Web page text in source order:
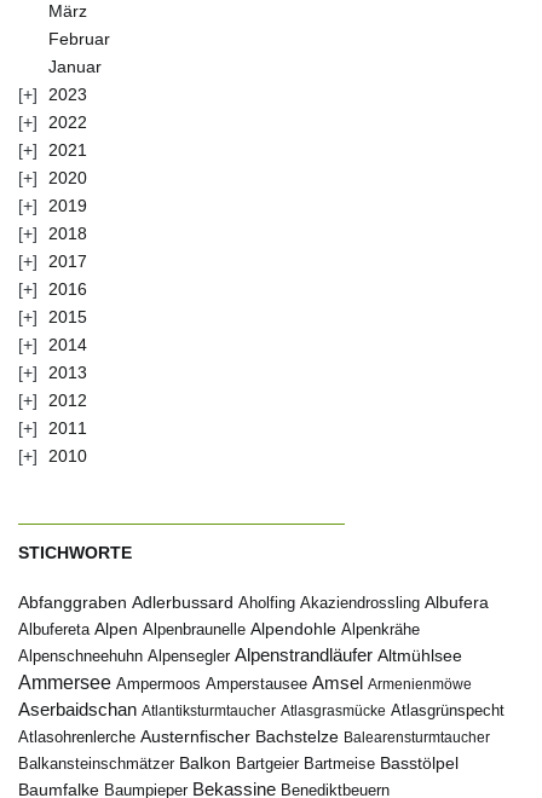
März
Februar
Januar
2023
2022
2021
2020
2019
2018
2017
2016
2015
2014
2013
2012
2011
2010
STICHWORTE
Abfanggraben Adlerbussard Aholfing Akaziendrossling Albufera
Albufereta Alpen Alpenbraunelle Alpendohle Alpenkrähe
Alpenschneehuhn Alpensegler Alpenstrandläufer Altmühlsee
Ammersee Ampermoos Amperstausee Amsel Armenienmöwe
Aserbaidschan Atlantiksturmtaucher Atlasgrasmücke Atlasgrünspecht
Atlasohrenlerche Austernfischer Bachstelze Balearensturmtaucher
Balkansteinschmätzer Balkon Bartgeier Bartmeise Basstölpel
Baumfalke Baumpieper Bekassine Benediktbeuern